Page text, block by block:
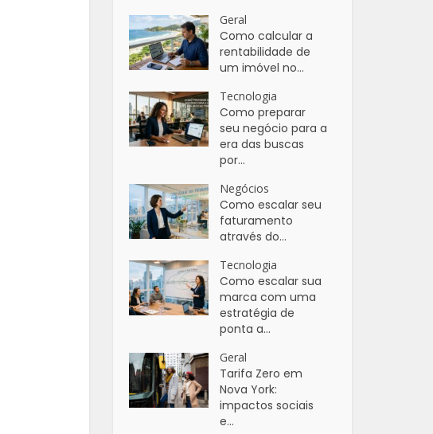
Geral
Como calcular a
rentabilidade de
um imóvel no...
Tecnologia
Como preparar
seu negócio para a
era das buscas
por...
Negócios
Como escalar seu
faturamento
através do...
Tecnologia
Como escalar sua
marca com uma
estratégia de
ponta a...
Geral
Tarifa Zero em
Nova York:
impactos sociais
e...